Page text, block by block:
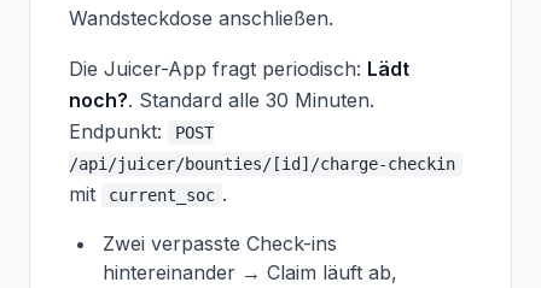
Wandsteckdose anschließen.
Die Juicer-App fragt periodisch: Lädt
noch?. Standard alle 30 Minuten.
Endpunkt:
POST
/api/juicer/bounties/[id]/charge-checkin
mit current_soc .
Zwei verpasste Check-ins
hintereinander → Claim läuft ab,